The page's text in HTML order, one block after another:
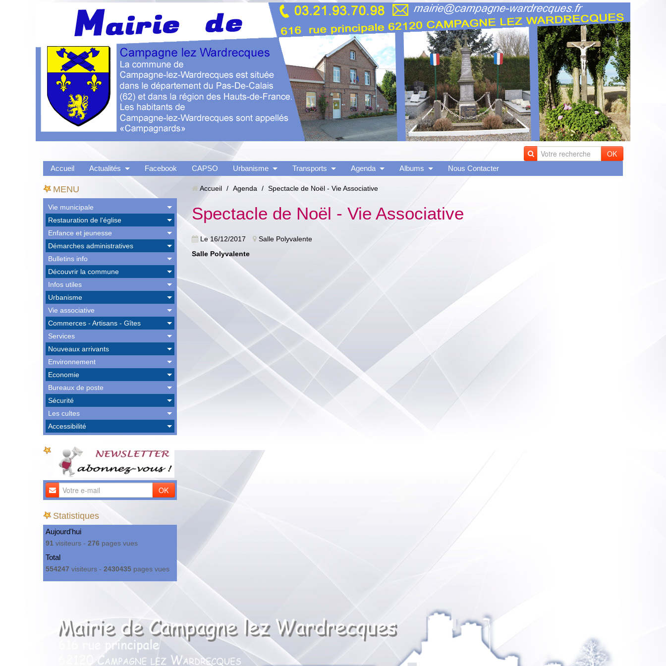
OK
Accueil Actualités Facebook CAPSO Urbanisme Transports Agenda Albums Nous Contacter
MENU
Vie municipale
Restauration de l'église
Enfance et jeunesse
Démarches administratives
Bulletins info
Découvrir la commune
Infos utiles
Urbanisme
Vie associative
Commerces - Artisans - Gîtes
Services
Nouveaux arrivants
Environnement
Economie
Bureaux de poste
Sécurité
Les cultes
Accessibilité
OK
Statistiques
Aujourd'hui
91 visiteurs - 276 pages vues
Total
554247 visiteurs - 2430435 pages vues
Accueil / Agenda / Spectacle de Noël - Vie Associative
Spectacle de Noël - Vie Associative
Le 16/12/2017
Salle Polyvalente
Salle Polyvalente